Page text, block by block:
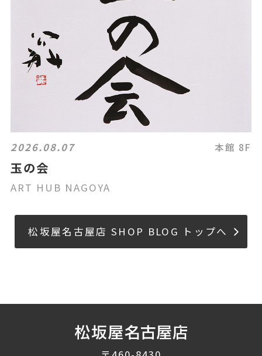
2026.08.07 本館 8F
玉の会
ART HUB NAGOYA
松坂屋名古屋店 SHOP BLOG トップへ